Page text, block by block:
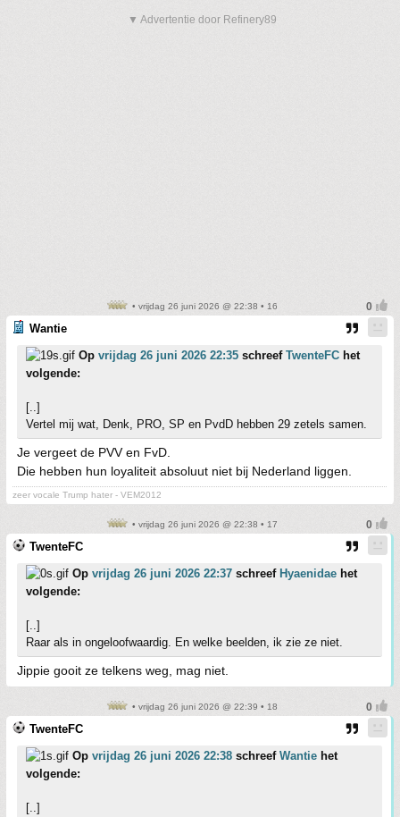
▼ Advertentie door Refinery89
• vrijdag 26 juni 2026 @ 22:38 • 16
Wantie
Op vrijdag 26 juni 2026 22:35 schreef TwenteFC het
volgende:
[..]
Vertel mij wat, Denk, PRO, SP en PvdD hebben 29 zetels samen.
Je vergeet de PVV en FvD.
Die hebben hun loyaliteit absoluut niet bij Nederland liggen.
zeer vocale Trump hater - VEM2012
• vrijdag 26 juni 2026 @ 22:38 • 17
TwenteFC
Op vrijdag 26 juni 2026 22:37 schreef Hyaenidae het
volgende:
[..]
Raar als in ongeloofwaardig. En welke beelden, ik zie ze niet.
Jippie gooit ze telkens weg, mag niet.
• vrijdag 26 juni 2026 @ 22:39 • 18
TwenteFC
Op vrijdag 26 juni 2026 22:38 schreef Wantie het
volgende:
[..]